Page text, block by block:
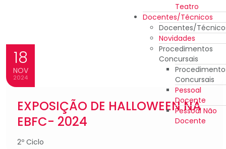
Teatro
Docentes/Técnicos
Docentes/
Novidades
Procedimentos
Concursais
Concursais
Pessoal
Docente
Pessoal Não
Docente
18
NOV
2024
EXPOSIÇÃO DE HALLOWEEN NA
EBFC- 2024
2º Ciclo